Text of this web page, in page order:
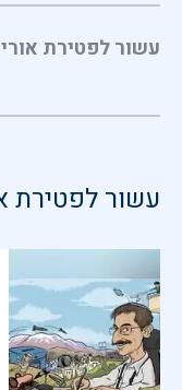
עשור לפטירת
עשור לפטירת